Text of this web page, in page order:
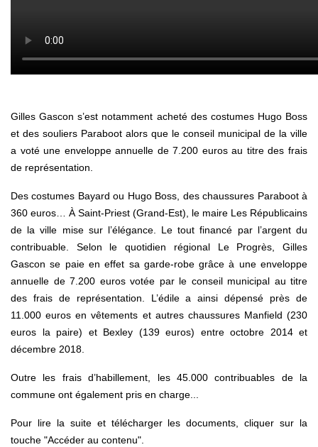
Gilles Gascon s’est notamment acheté des costumes Hugo Boss
et des souliers Paraboot alors que le conseil municipal de la ville
a voté une enveloppe annuelle de 7.200 euros au titre des frais
de représentation.
Des costumes Bayard ou Hugo Boss, des chaussures Paraboot à
360 euros… À Saint-Priest (Grand-Est), le maire Les Républicains
de la ville mise sur l’élégance. Le tout financé par l’argent du
contribuable. Selon le quotidien régional Le Progrès, Gilles
Gascon se paie en effet sa garde-robe grâce à une enveloppe
annuelle de 7.200 euros votée par le conseil municipal au titre
des frais de représentation. L’édile a ainsi dépensé près de
11.000 euros en vêtements et autres chaussures Manfield (230
euros la paire) et Bexley (139 euros) entre octobre 2014 et
décembre 2018.
Outre les frais d’habillement, les 45.000 contribuables de la
commune ont également pris en charge...
Pour lire la suite et télécharger les documents, cliquer sur la
touche "Accéder au contenu".